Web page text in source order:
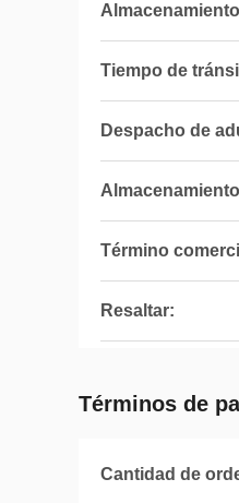
Tiempo de
Despacho de
Término
Resaltar:
Términos de
Cantidad de